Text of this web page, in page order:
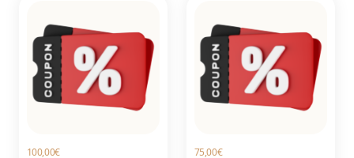
100,00€ 75,00€